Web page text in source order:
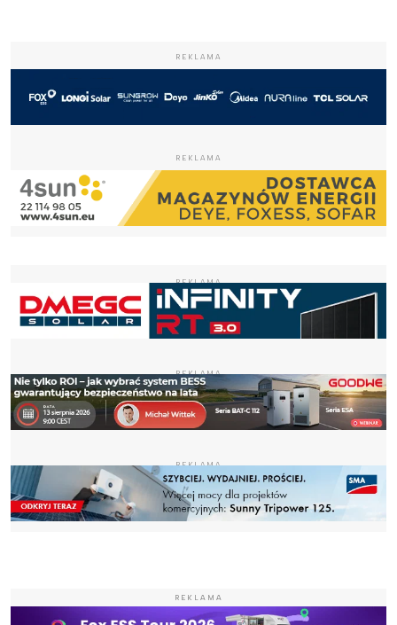
REKLAMA
REKLAMA
REKLAMA
REKLAMA
REKLAMA
REKLAMA